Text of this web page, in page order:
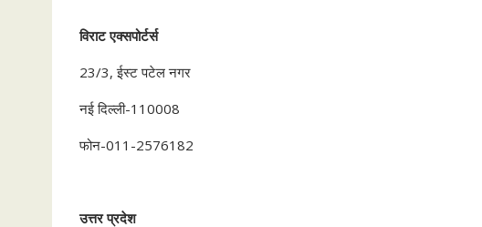
विराट एक्सपोर्टर्स
23/3, ईस्ट पटेल नगर
नई दिल्ली-110008
फोन-011-2576182
उत्तर प्रदेश